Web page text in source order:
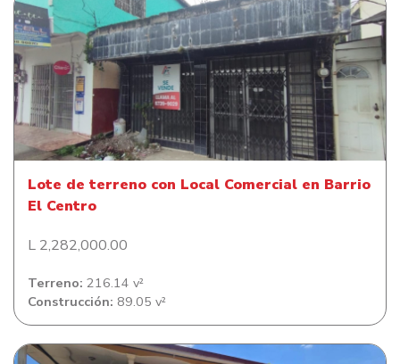
Lote de terreno con Local Comercial en Barrio El Centro
Lote de terreno con Local Comercial en Barrio
El Centro
L 2,282,000.00
Terreno: 216.14 v²
Construcción: 89.05 v²